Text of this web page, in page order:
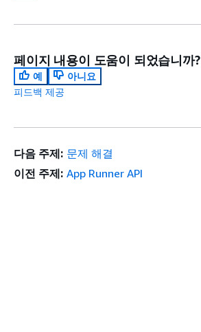
페이지 내용이 도움이 되었습니까?
예
아니요
피드백 제공
다음 주제: 문제 해결
이전 주제: App Runner API